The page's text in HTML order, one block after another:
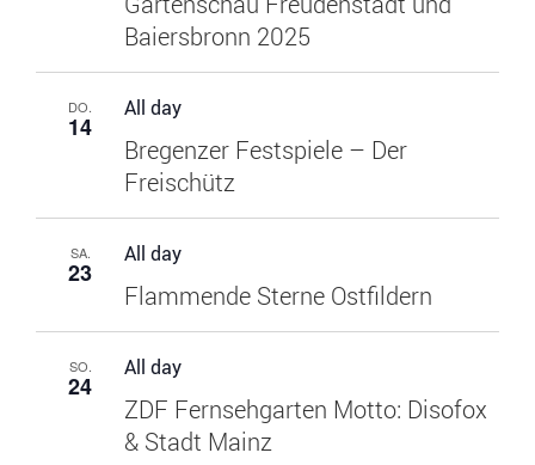
Baiersbronn 2025
DO.
14
All day
Bregenzer Festspiele – Der
Freischütz
SA.
23
All day
Flammende Sterne Ostfildern
SO.
24
All day
ZDF Fernsehgarten Motto: Disofox
& Stadt Mainz